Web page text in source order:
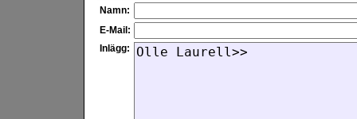
Namn:
E-Mail:
Inlägg: